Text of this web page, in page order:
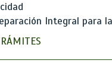
Integral para